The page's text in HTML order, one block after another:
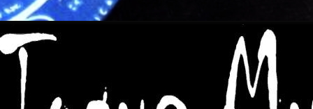
com outros olhos.